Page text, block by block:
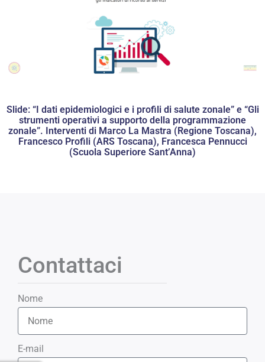
Slide: “I dati epidemiologici e i profili di salute zonale” e “Gli
strumenti operativi a supporto della programmazione
zonale”. Interventi di Marco La Mastra (Regione Toscana),
Francesco Profili (ARS Toscana), Francesca Pennucci
(Scuola Superiore Sant’Anna)
Contattaci
Nome
E-mail